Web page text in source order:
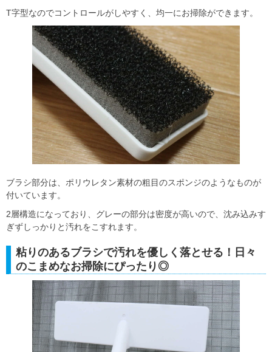
T字型なのでコントロールがしやすく、均一にお掃除ができます。
ブラシ部分は、ポリウレタン素材の粗目のスポンジのようなものが
付いています。
2層構造になっており、グレーの部分は密度が高いので、沈み込みす
ぎずしっかりと汚れをこすれます。
粘りのあるブラシで汚れを優しく落とせる！日々
のこまめなお掃除にぴったり◎